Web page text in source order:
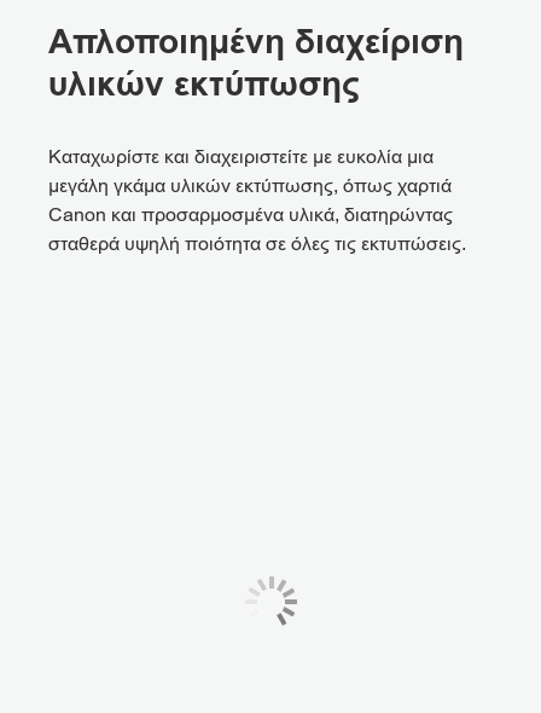
Απλοποιημένη διαχείριση
υλικών εκτύπωσης
Καταχωρίστε και διαχειριστείτε με ευκολία μια
μεγάλη γκάμα υλικών εκτύπωσης, όπως χαρτιά
Canon και προσαρμοσμένα υλικά, διατηρώντας
σταθερά υψηλή ποιότητα σε όλες τις εκτυπώσεις.